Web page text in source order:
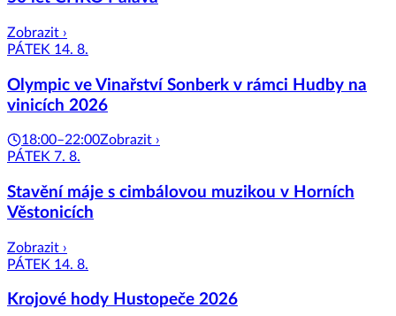
Zobrazit ›
PÁTEK 14. 8.
Olympic ve Vinařství Sonberk v rámci Hudby na
vinicích 2026
18:00–22:00Zobrazit ›
PÁTEK 7. 8.
Stavění máje s cimbálovou muzikou v Horních
Věstonicích
Zobrazit ›
PÁTEK 14. 8.
Krojové hody Hustopeče 2026